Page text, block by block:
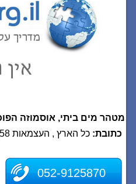
מטהר מים ביתי, אוסמוזה
כתובת: כל הארץ , העצמאות 58, יהוד
052-9125870